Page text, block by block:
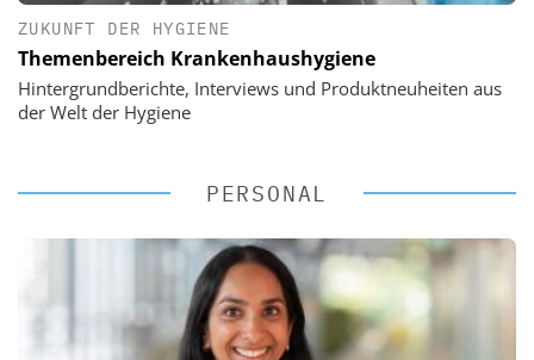
ZUKUNFT DER HYGIENE
Themenbereich Krankenhaushygiene
Hintergrundberichte, Interviews und Produktneuheiten aus
der Welt der Hygiene
PERSONAL